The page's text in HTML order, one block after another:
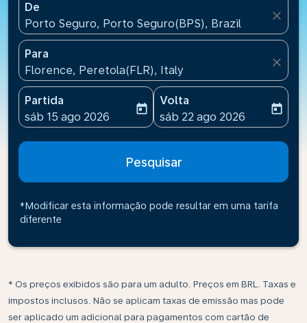
De
Porto Seguro, Porto Seguro(BPS), Brazil
close
Para
Florence, Peretola(FLR), Italy
close
Partida
fc-booking-departure-date-aria-label
sáb 15 ago 2026
today
Volta
fc-booking-return-date-
sáb 22 ago 2026
today
Pesquisar
*Modificar esta informação pode resultar em uma tarifa
diferente
* Os preços exibidos são para um adulto. Preços em BRL. Taxas e
impostos inclusos. Não se aplicam taxas de emissão mas pode
ser aplicado um adicional para pagamentos com cartão de